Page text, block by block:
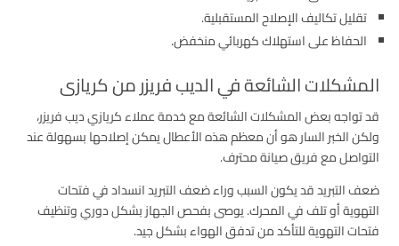
تقليل تكاليف الإصلاح المستقبلية.
الحفاظ على استهلاك كهربائي منخفض.
المشكلات الشائعة في الديب فريزر من كريازى
قد تواجه بعض المشكلات الشائعة مع خدمة عملاء كريازي ديب فريزر،
ولكن الخبر السار هو أن معظم هذه الأعطال يمكن إصلاحها بسهولة عند
التواصل مع فريق صيانة محترف.
ضعف التبريد قد يكون السبب وراء ضعف التبريد انسداد في فتحات
التهوية أو تلف في المحرك. يوصى بفحص الجهاز بشكل دوري وتنظيف
فتحات التهوية للتأكد من تدفق الهواء بشكل جيد.